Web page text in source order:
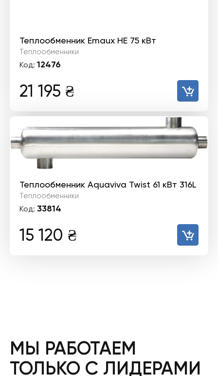
Теплообменник Emaux HE 75 кВт
Теплообменники
Код: 12476
21 195 ₴
Теплообменник Aquaviva Twist 61 кВт 316L
Теплообменники
Код: 33814
15 120 ₴
МЫ РАБОТАЕМ
ТОЛЬКО С ЛИДЕРАМИ